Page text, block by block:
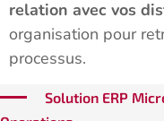
relation avec vos
organisation pour
processus.
Solution ERP